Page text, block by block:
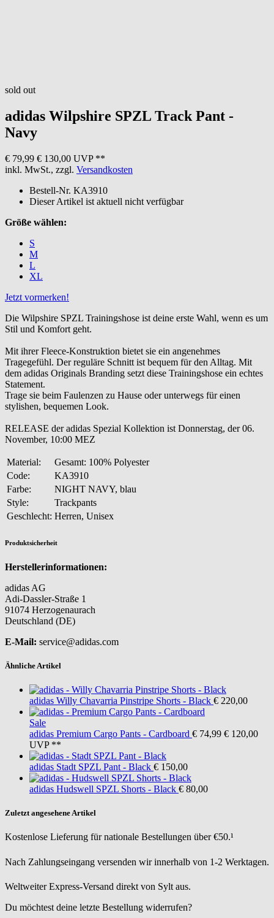
sold out
adidas Wilpshire SPZL Track Pant -
Navy
€ 79,99 € 130,00 UVP **
inkl. MwSt., zzgl. Versandkosten
Bestell-Nr. KA3910
Dieser Artikel ist aktuell nicht verfügbar
Größe wählen:
S
M
L
XL
Jetzt vormerken!
Die Wilpshire SPZL Trainingshose ist deine erste Wahl, wenn es um
Stil und Komfort geht.
Mit ihrer Fleece-Konstruktion bietet sie ein angenehmes
Tragegefühl. Der reguläre Schnitt ist bequem für den Alltag. Mit
dem adidas Originals Branding setzt diese Trainingshose ein echtes
Statement.
Trage sie beim Faulenzen zu Hause oder unterwegs für einen
stylishen, bequemen Look.
RELEASE der adidas Spezial Kollektion ist Donnerstag, der 06.
November, 10:00 MEZ
Material:
Gesamt: 100% Polyester
Code:
KA3910
Farbe:
NIGHT NAVY, blau
Style:
Trackpants
Geschlecht: Herren, Unisex
Produktsicherheit
Herstellerinformationen:
adidas AG
Adi-Dassler-Straße 1
91074 Herzogenaurach
Deutschland (DE)
E-Mail: service@adidas.com
Ähnliche Artikel
adidas Willy Chavarria Pinstripe Shorts - Black € 220,00
Sale
adidas Premium Cargo Pants - Cardboard € 74,99 € 120,00
UVP **
adidas Stadt SPZL Pant - Black € 150,00
adidas Hudswell SPZL Shorts - Black € 80,00
Zuletzt angesehene Artikel
Kostenlose Lieferung für nationale Bestellungen über €50.¹
Nach Zahlungseingang versenden wir innerhalb von 1-2 Werktagen.
Weltweiter Express-Versand direkt von Sylt aus.
Du möchtest deine letzte Bestellung widerrufen?